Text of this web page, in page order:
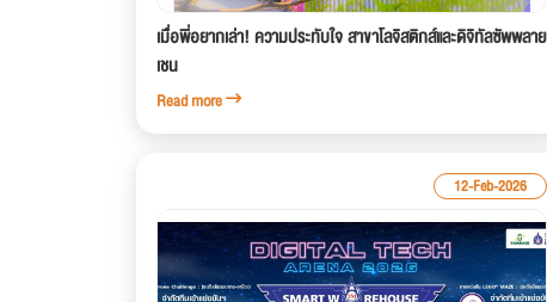
เมื่อพี่อยากเล่า! ความประทับใจ สาขาโลจิสติกส์และดิจิทัลซัพพลาย
เชน
Read more
12-Feb-2026